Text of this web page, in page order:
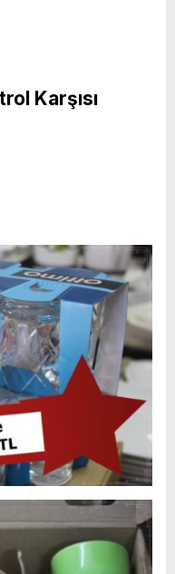
Karşısı